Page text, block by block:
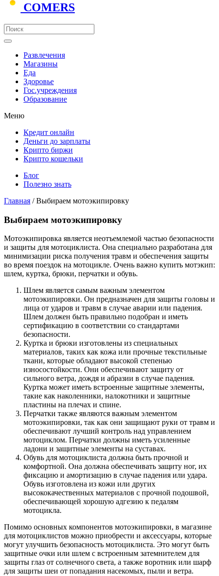
COMERS
Развлечения
Магазины
Еда
Здоровье
Гос.учреждения
Образование
Меню
Кредит онлайн
Деньги до зарплаты
Крипто биржи
Крипто кошельки
Блог
Полезно знать
Главная / Выбираем мотоэкипировку
Выбираем мотоэкипировку
Мотоэкипировка является неотъемлемой частью безопасности
и защиты для мотоциклиста. Она специально разработана для
минимизации риска получения травм и обеспечения защиты
во время поездок на мотоцикле. Очень важно купить мотэкип:
шлем, куртка, брюки, перчатки и обувь.
Шлем является самым важным элементом
мотоэкипировки. Он предназначен для защиты головы и
лица от ударов и травм в случае аварии или падения.
Шлем должен быть правильно подобран и иметь
сертификацию в соответствии со стандартами
безопасности.
Куртка и брюки изготовлены из специальных
материалов, таких как кожа или прочные текстильные
ткани, которые обладают высокой степенью
износостойкости. Они обеспечивают защиту от
сильного ветра, дождя и абразии в случае падения.
Куртка может иметь встроенные защитные элементы,
такие как наколенники, налокотники и защитные
пластины на плечах и спине.
Перчатки также являются важным элементом
мотоэкипировки, так как они защищают руки от травм и
обеспечивают лучший контроль над управлением
мотоциклом. Перчатки должны иметь усиленные
ладони и защитные элементы на суставах.
Обувь для мотоциклиста должна быть прочной и
комфортной. Она должна обеспечивать защиту ног, их
фиксацию и амортизацию в случае падения или удара.
Обувь изготовлена из кожи или других
высококачественных материалов с прочной подошвой,
обеспечивающей хорошую адгезию к педалям
мотоцикла.
Помимо основных компонентов мотоэкипировки, в магазине
для мотоциклистов можно приобрести и аксессуары, которые
могут улучшить безопасность мотоциклиста. Это могут быть
защитные очки или шлем с встроенным затемнителем для
защиты глаз от солнечного света, а также воротник или шарф
для защиты шеи от попадания насекомых, пыли и ветра.